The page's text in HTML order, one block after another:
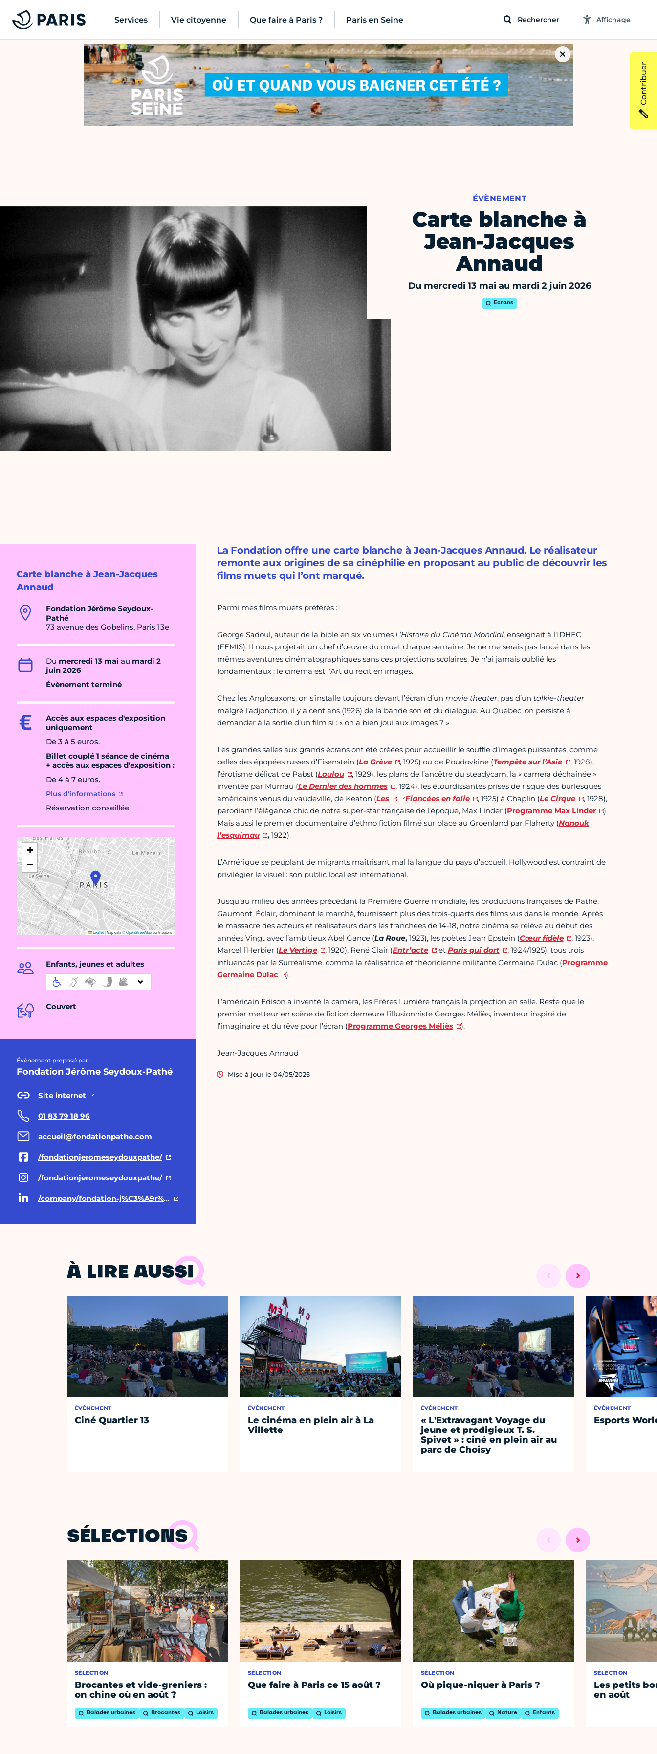
Services Vie citoyenne Que faire à Paris ? Paris en Seine Rechercher Affichage
ÉVÈNEMENT
Carte blanche à
Jean-Jacques
Annaud
Du mercredi 13 mai au mardi 2 juin 2026
Ecrans
Carte blanche à Jean-Jacques
Annaud
Fondation Jérôme Seydoux-
Pathé
73 avenue des Gobelins, Paris 13e
Du mercredi 13 mai au mardi 2
juin 2026
Évènement terminé
Accès aux espaces d'exposition
uniquement
De 3 à 5 euros.
Billet couplé 1 séance de cinéma
+ accès aux espaces d'exposition :
De 4 à 7 euros.
Plus d'informations
Réservation conseillée
+
−
Leaflet|Map data ©OpenStreetMapcontributors
Enfants, jeunes et adultes
Couvert
Évènement proposé par :
Fondation Jérôme Seydoux-Pathé
Site internet
01 83 79 18 96
accueil@fondationpathe.com
/fondationjeromeseydouxpathe/
/fondationjeromeseydouxpathe/
/company/fondation-j%C3%A9r%C3%B4me-seydoux-path%C3%A9
La Fondation offre une carte blanche à Jean-Jacques Annaud. Le réalisateur
remonte aux origines de sa cinéphilie en proposant au public de découvrir les
films muets qui l’ont marqué.
Parmi mes films muets préférés :
George Sadoul, auteur de la bible en six volumes L’Histoire du Cinéma Mondial, enseignait à l’IDHEC
(FEMIS). Il nous projetait un chef d’œuvre du muet chaque semaine. Je ne me serais pas lancé dans les
mêmes aventures cinématographiques sans ces projections scolaires. Je n’ai jamais oublié les
fondamentaux : le cinéma est l’Art du récit en images.
Chez les Anglosaxons, on s’installe toujours devant l’écran d’un movie theater, pas d’un talkie-theater
malgré l’adjonction, il y a cent ans (1926) de la bande son et du dialogue. Au Quebec, on persiste à
demander à la sortie d’un film si : « on a bien joui aux images ? »
Les grandes salles aux grands écrans ont été créées pour accueillir le souffle d’images puissantes, comme
celles des épopées russes d’Eisenstein (La Grève , 1925) ou de Poudovkine (Tempête sur l’Asie
, 1928),
l’érotisme délicat de Pabst (Loulou
, 1929), les plans de l’ancêtre du steadycam, la « camera déchaînée »
inventée par Murnau (Le Dernier des hommes , 1924), les étourdissantes prises de risque des burlesques
américains venus du vaudeville, de Keaton (Les Fiancées en folie , 1925) à Chaplin (Le Cirque
, 1928),
parodiant l’élégance chic de notre super-star française de l’époque, Max Linder (Programme Max Linder
).
Mais aussi le premier documentaire d’ethno fiction filmé sur place au Groenland par Flaherty (Nanouk
l’esquimau
,1922)
L’Amérique se peuplant de migrants maîtrisant mal la langue du pays d’accueil, Hollywood est contraint de
privilégier le visuel : son public local est international.
Jusqu’au milieu des années précédant la Première Guerre mondiale, les productions françaises de Pathé,
Gaumont, Éclair, dominent le marché, fournissent plus des trois-quarts des films vus dans le monde. Après
le massacre des acteurs et réalisateurs dans les tranchées de 14-18, notre cinéma se relève au début des
années Vingt avec l’ambitieux Abel Gance (La Roue, 1923), les poètes Jean Epstein (Cœur fidèle
, 1923),
Marcel l’Herbier (Le Vertige , 1920), René Clair (Entr’acte et Paris qui dort
, 1924/1925), tous trois
influencés par le Surréalisme, comme la réalisatrice et théoricienne militante Germaine Dulac (Programme
Germaine Dulac
).
L’américain Edison a inventé la caméra, les Frères Lumière français la projection en salle. Reste que le
premier metteur en scène de fiction demeure l’illusionniste Georges Méliès, inventeur inspiré de
l’imaginaire et du rêve pour l’écran (Programme Georges Méliès ).
Jean-Jacques Annaud
Mise à jour le 04/05/2026
À LIRE AUSSI
ÉVÈNEMENT
Ciné Quartier 13
ÉVÈNEMENT
Le cinéma en plein air à La
Villette
ÉVÈNEMENT
« L'Extravagant Voyage du
jeune et prodigieux T. S.
Spivet » : ciné en plein air au
parc de Choisy
ÉVÈNEMENT
Esports
SÉLECTIONS
SÉLECTION
Brocantes et vide-greniers :
on chine où en août ?
Balades urbaines Brocantes Loisirs
SÉLECTION
Que faire à Paris ce 15 août ?
Balades urbaines Loisirs
SÉLECTION
Où pique-niquer à Paris ?
Balades urbaines Nature Enfants
SÉLECTION
Les petits
en août
Contribuer